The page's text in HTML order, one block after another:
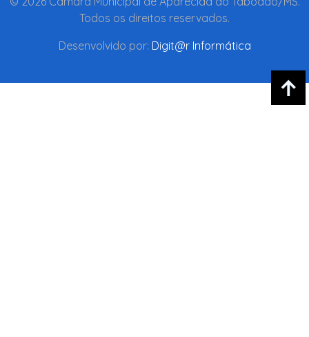
Todos os direitos reservados.
Desenvolvido por: Digit@r Informática